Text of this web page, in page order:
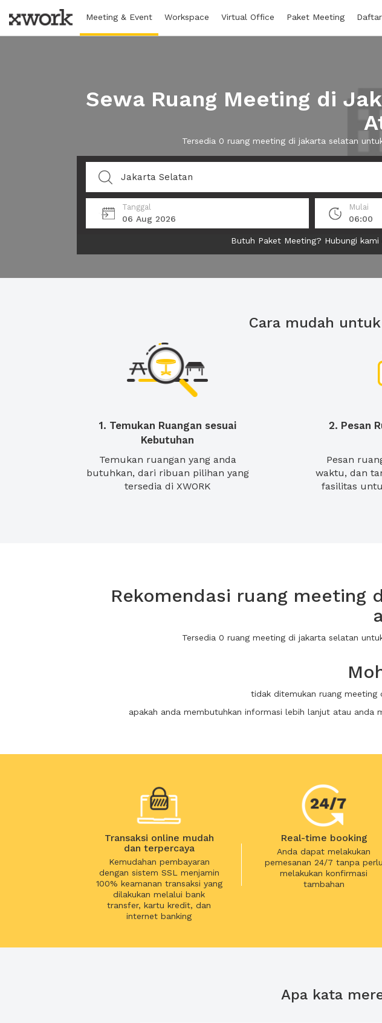
Meeting & Event Workspace Virtual Office Paket Meeting
Sewa Ruang Meeting di
Tersedia 0 ruang meeting di jakarta selatan
Tanggal
06 Aug 2026
Mulai
06:00
Butuh Paket Meeting? Hubungi kami
Cara mudah
1. Temukan Ruangan sesuai
Kebutuhan
Temukan ruangan yang anda
butuhkan, dari ribuan pilihan yang
tersedia di XWORK
2. Pesan
Pesan
waktu, dan
fasilitas
Rekomendasi ruang
Tersedia 0 ruang meeting di jakarta selatan
tidak ditemukan ruang
apakah anda membutuhkan informasi lebih lanjut atau anda
Transaksi online mudah
dan terpercaya
Kemudahan pembayaran
dengan sistem SSL menjamin
100% keamanan transaksi yang
dilakukan melalui bank
transfer, kartu kredit, dan
internet banking
Real-time booking
Anda dapat melakukan
pemesanan 24/7 tanpa perlu
melakukan konfirmasi
tambahan
Apa kata